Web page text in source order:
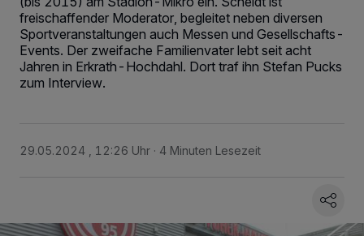
freischaffender Moderator, begleitet neben diversen
Sportveranstaltungen auch Messen und Gesellschafts-
Events. Der zweifache Familienvater lebt seit acht
Jahren in Erkrath-Hochdahl. Dort traf ihn Stefan Pucks
zum Interview.
29.05.2024 , 12:26 Uhr 4 Minuten Lesezeit